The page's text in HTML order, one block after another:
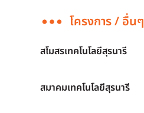
โครงการ / อื่นๆ
สโมสรเทคโนโลยีสุรนารี
สมาคมเทคโนโลยีสุรนารี